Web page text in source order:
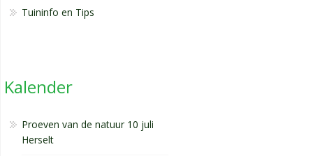
Tuininfo en Tips
Kalender
Proeven van de natuur 10 juli
Herselt